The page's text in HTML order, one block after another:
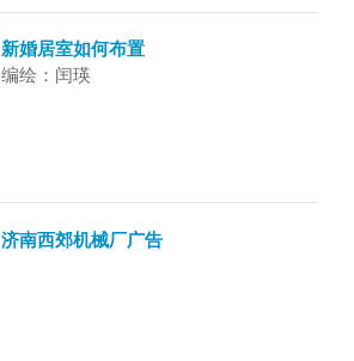
新婚居室如何布置
编绘：闰瑛
济南西郊机械厂广告